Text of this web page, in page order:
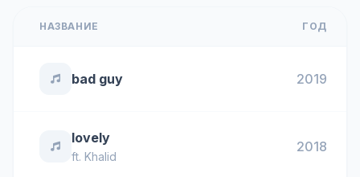
НАЗВАНИЕ ГОД
bad guy 2019
lovely
ft. Khalid
2018